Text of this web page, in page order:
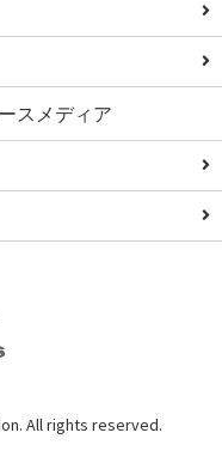
スメディア
All rights reserved.